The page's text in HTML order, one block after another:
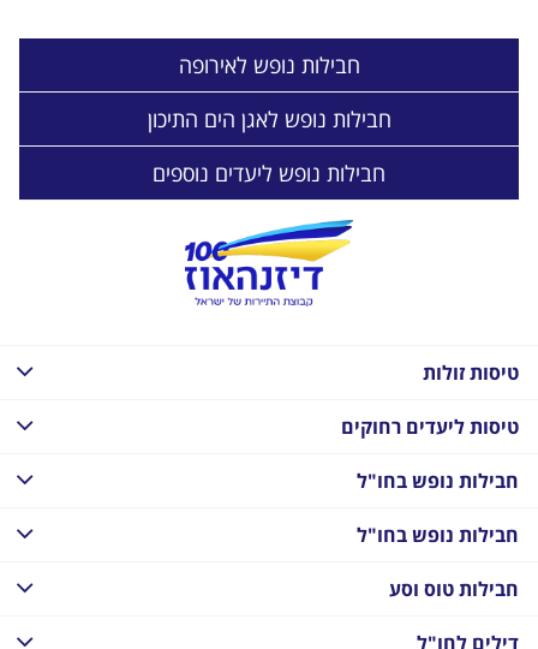
חבילות נופש לאירופה
חבילות נופש לאגן הים התיכון
חבילות נופש ליעדים נוספים
טיסות זולות
טיסות ליעדים רחוקים
חבילות נופש בחו"ל
חבילות נופש בחו"ל
חבילות טוס וסע
דילים לחו"ל